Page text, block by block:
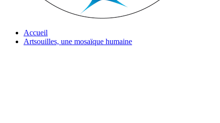
Accueil
Artsouilles, une mosaïque humaine